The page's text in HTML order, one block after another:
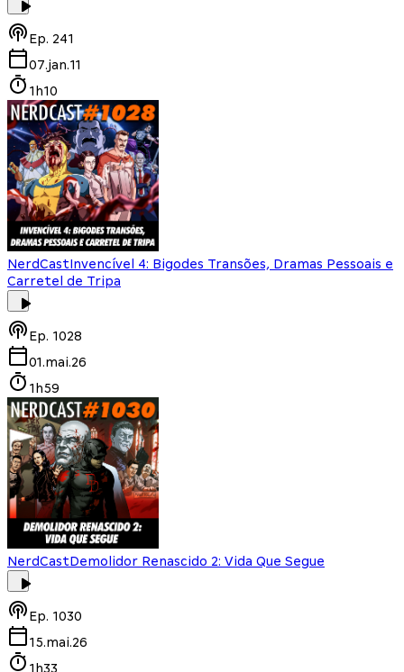
Ep. 241
07.jan.11
1h10
NerdCastInvencível 4: Bigodes Transões, Dramas Pessoais e
Carretel de Tripa
Ep. 1028
01.mai.26
1h59
NerdCastDemolidor Renascido 2: Vida Que Segue
Ep. 1030
15.mai.26
1h33